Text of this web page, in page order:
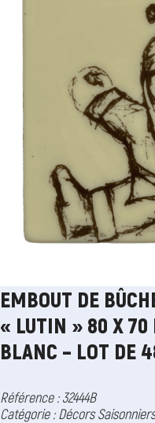
EMBOUT DE
« LUTIN » 80 X 70
BLANC – LOT DE
Référence : 32444B
Catégorie :Décors Saisonniers